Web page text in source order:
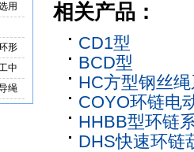
用
形
中
绳
相关产品：
CD1型
BCD型
HC方型钢丝
COYO环链电
HHBB型环链
DHS快速环链